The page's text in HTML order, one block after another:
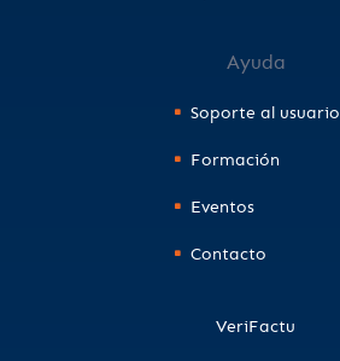
Ayuda
Soporte al usuario
Formación
Eventos
Contacto
VeriFactu